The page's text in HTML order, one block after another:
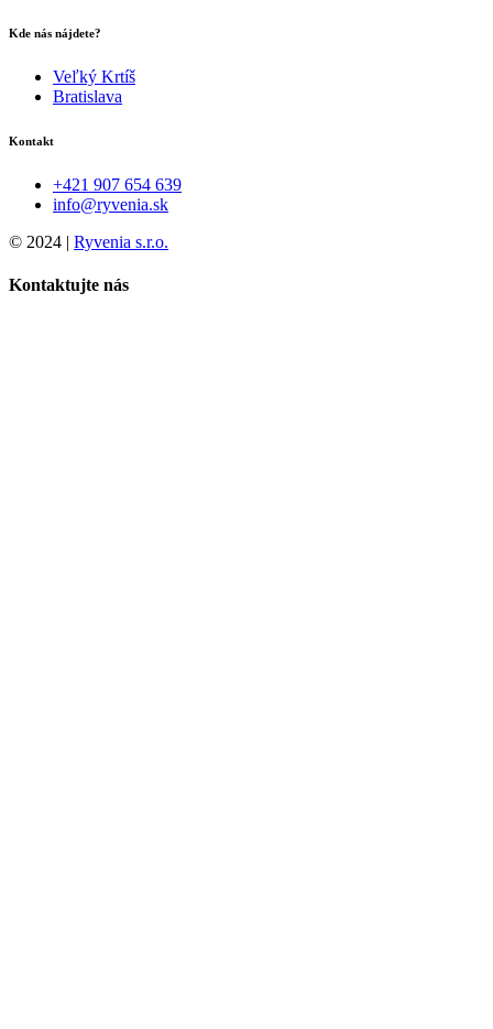
Kde nás nájdete?
Veľký Krtíš
Bratislava
Kontakt
+421 907 654 639
info@ryvenia.sk
© 2024 | Ryvenia s.r.o.
Kontaktujte nás